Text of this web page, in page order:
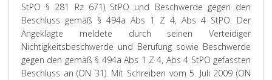
StPO § 281 Rz 671) StPO und Beschwerde gegen den
Beschluss gemäß § 494a Abs 1 Z 4, Abs 4 StPO. Der
Angeklagte meldete durch seinen Verteidiger
Nichtigkeitsbeschwerde und Berufung sowie Beschwerde
gegen den gemäß § 494a Abs 1 Z 4, Abs 4 StPO gefassten
Beschluss an (ON 31). Mit Schreiben vom 5. Juli 2009 (ON